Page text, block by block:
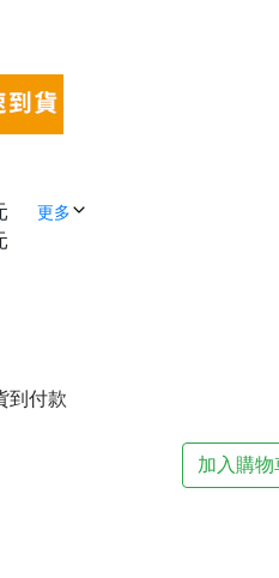
更多
到付款
加入購物